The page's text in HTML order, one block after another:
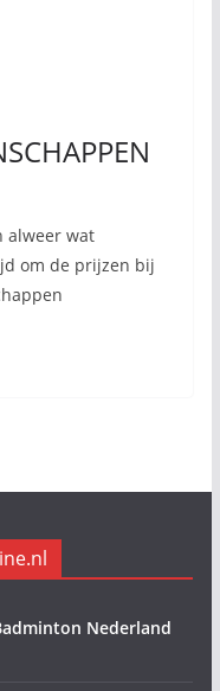
alweer wat
om de prijzen bij
Nederland